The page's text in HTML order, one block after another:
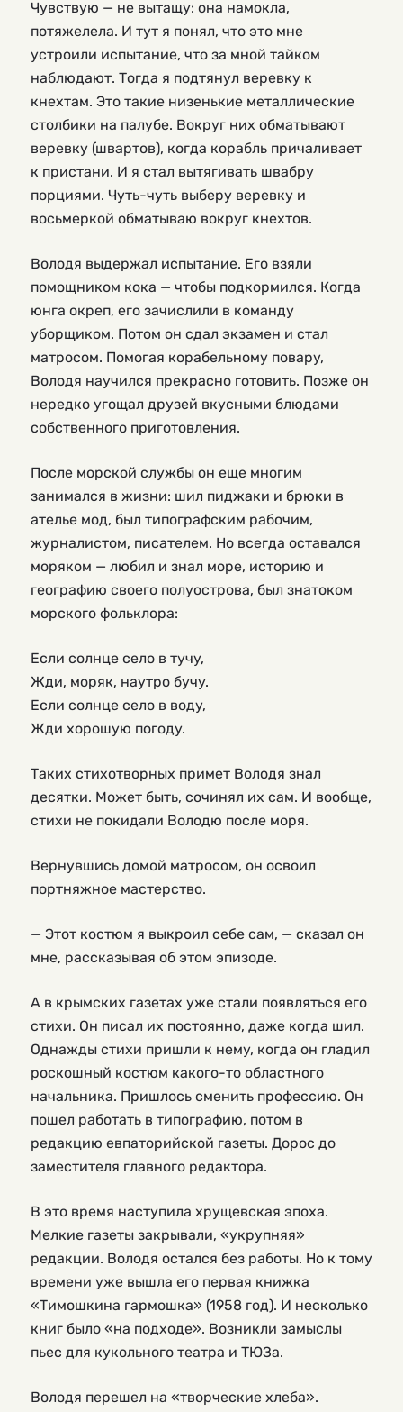
Чувствую — не вытащу: она намокла,
потяжелела. И тут я понял, что это мне
устроили испытание, что за мной тайком
наблюдают. Тогда я подтянул веревку к
кнехтам. Это такие низенькие металлические
столбики на палубе. Вокруг них обматывают
веревку (швартов), когда корабль причаливает
к пристани. И я стал вытягивать швабру
порциями. Чуть-чуть выберу веревку и
восьмеркой обматываю вокруг кнехтов.
Володя выдержал испытание. Его взяли
помощником кока — чтобы подкормился. Когда
юнга окреп, его зачислили в команду
уборщиком. Потом он сдал экзамен и стал
матросом. Помогая корабельному повару,
Володя научился прекрасно готовить. Позже он
нередко угощал друзей вкусными блюдами
собственного приготовления.
После морской службы он еще многим
занимался в жизни: шил пиджаки и брюки в
ателье мод, был типографским рабочим,
журналистом, писателем. Но всегда оставался
моряком — любил и знал море, историю и
географию своего полуострова, был знатоком
морского фольклора:
Если солнце село в тучу,
Жди, моряк, наутро бучу.
Если солнце село в воду,
Жди хорошую погоду.
Таких стихотворных примет Володя знал
десятки. Может быть, сочинял их сам. И вообще,
стихи не покидали Володю после моря.
Вернувшись домой матросом, он освоил
портняжное мастерство.
— Этот костюм я выкроил себе сам, — сказал он
мне, рассказывая об этом эпизоде.
А в крымских газетах уже стали появляться его
стихи. Он писал их постоянно, даже когда шил.
Однажды стихи пришли к нему, когда он гладил
роскошный костюм какого-то областного
начальника. Пришлось сменить профессию. Он
пошел работать в типографию, потом в
редакцию евпаторийской газеты. Дорос до
заместителя главного редактора.
В это время наступила хрущевская эпоха.
Мелкие газеты закрывали, «укрупняя»
редакции. Володя остался без работы. Но к тому
времени уже вышла его первая книжка
«Тимошкина гармошка» (1958 год). И несколько
книг было «на подходе». Возникли замыслы
пьес для кукольного театра и ТЮЗа.
Володя перешел на «творческие хлеба».